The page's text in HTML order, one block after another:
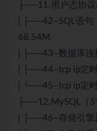
├──11.用户态协议
| ├──42–SQL语句
68.54M
| ├──43–数据库连
| ├──44–tcp ip定
| └──45–tcp ip定
├──12.MySQL（5
| ├──46–存储引